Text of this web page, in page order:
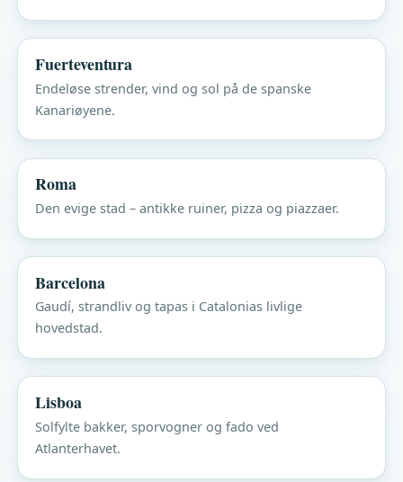
Fuerteventura
Endeløse strender, vind og sol på de spanske
Kanariøyene.
Roma
Den evige stad – antikke ruiner, pizza og piazzaer.
Barcelona
Gaudí, strandliv og tapas i Catalonias livlige
hovedstad.
Lisboa
Solfylte bakker, sporvogner og fado ved
Atlanterhavet.